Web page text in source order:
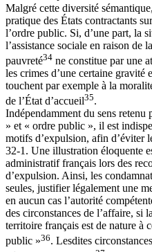
Malgré cette diversité
pratique des États contractants
l’ordre public. Si, d’une part, la
l’assistance sociale en raison de
pauvreté34 ne constitue par une
les crimes d’une certaine gravité
touchent par exemple à la
de l’État d’accueil35.
Indépendamment du sens retenu
» et « ordre public », il est
motifs d’expulsion, afin d’éviter
32-1. Une illustration éloquente
administratif français lors des
d’expulsion. Ainsi, les
seules, justifier légalement une
en aucun cas l’autorité
des circonstances de l’affaire, si
territoire français est de nature à
public »36. Lesdites